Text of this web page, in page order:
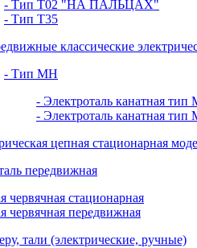
- Тип Т02 "НА ПАЛЬЦАХ"
- Тип Т35
классические
- Тип МН
- Электроталь канатная
- Электроталь канатная
цепная стационарная
передвижная
червячная стационарная
червячная передвижная
тали (электрические, ручные)